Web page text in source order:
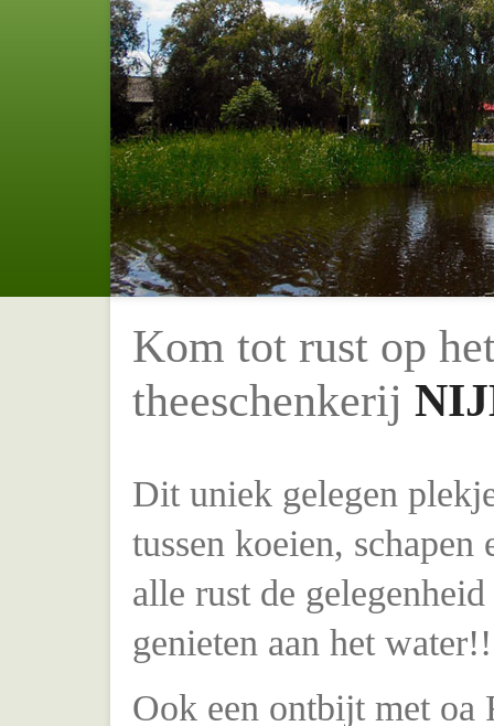
Kom tot rust op
theeschenkerij
Dit uniek gelegen
tussen koeien,
alle rust de
genieten aan het water!!
Ook een ontbijt met oa